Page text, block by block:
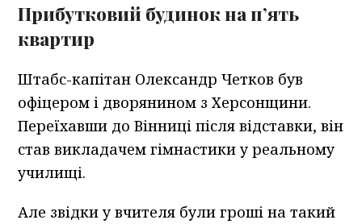
Прибутковий будинок на п’ять
квартир
Штабс-капітан Олександр Четков був
офіцером і дворянином з Херсонщини.
Переїхавши до Вінниці після відставки, він
став викладачем гімнастики у реальному
училищі.
Але звідки у вчителя були гроші на такий